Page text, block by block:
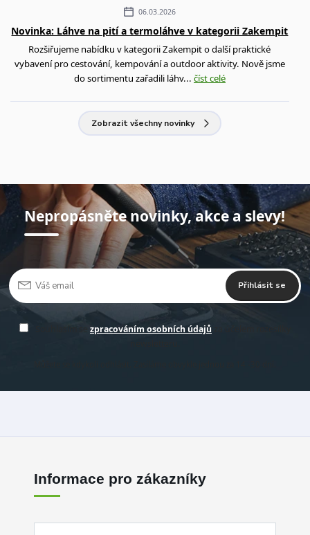
06.03.2026
Novinka: Láhve na pití a termoláhve v kategorii Zakempit
Rozšiřujeme nabídku v kategorii Zakempit o další praktické
vybavení pro cestování, kempování a outdoor aktivity. Nově jsme
do sortimentu zařadili láhv... číst celé
Zobrazit všechny novinky
Nepropásněte novinky, akce a slevy!
Přihlásit se
zpracováním osobních údajů
Informace pro zákazníky